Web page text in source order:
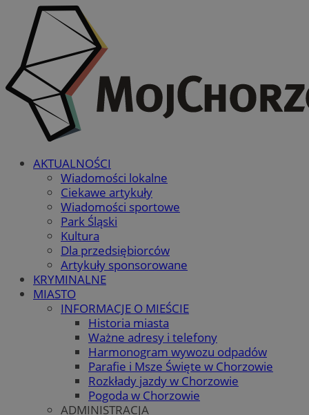
AKTUALNOŚCI
Wiadomości lokalne
Ciekawe artykuły
Wiadomości sportowe
Park Śląski
Kultura
Dla przedsiębiorców
Artykuły sponsorowane
KRYMINALNE
MIASTO
INFORMACJE O MIEŚCIE
Historia miasta
Ważne adresy i telefony
Harmonogram wywozu odpadów
Parafie i Msze Święte w Chorzowie
Rozkłady jazdy w Chorzowie
Pogoda w Chorzowie
ADMINISTRACJA